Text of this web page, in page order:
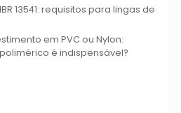
13541: requisitos para lingas de
em PVC ou Nylon:
é indispensável?